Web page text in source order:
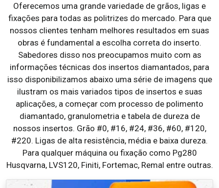
Oferecemos uma grande variedade de grãos, ligas e
fixações para todas as politrizes do mercado. Para que
nossos clientes tenham melhores resultados em suas
obras é fundamental a escolha correta do inserto.
Sabedores disso nos preocupamos muito com as
informações técnicas dos insertos diamantados, para
isso disponibilizamos abaixo uma série de imagens que
ilustram os mais variados tipos de insertos e suas
aplicações, a começar com processo de polimento
diamantado, granulometria e tabela de dureza de
nossos insertos. Grão #0, #16, #24, #36, #60, #120,
#220. Ligas de alta resistência, média e baixa dureza.
Para qualquer máquina ou fixação como Pg280
Husqvarna, LVS120, Finiti, Fortemac, Remal entre outras.